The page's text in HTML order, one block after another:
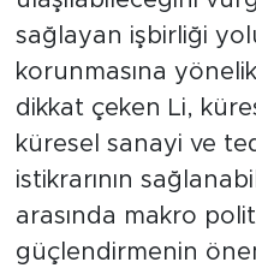
sağlayan işbirliği
korunmasına
dikkat çeken Li,
küresel sanayi ve
istikrarının
arasında makro
güçlendirmenin